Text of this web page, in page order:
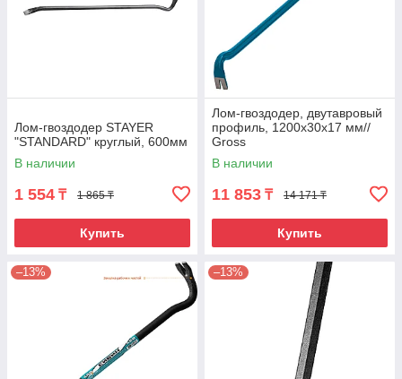
Лом-гвоздодер STAYER
"STANDARD" круглый, 600мм
В наличии
1 554 ₸ 1 865 ₸
Купить
Лом-гвоздодер, двутавровый
профиль, 1200х30х17 мм//
Gross
В наличии
11 853 ₸ 14 171 ₸
Купить
–13% –13%